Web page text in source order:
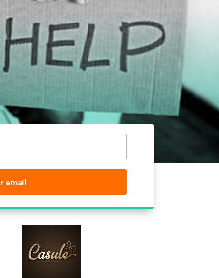
email